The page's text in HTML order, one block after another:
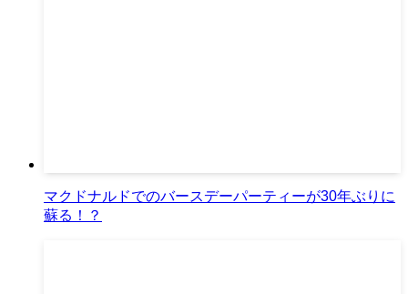
マクドナルドでのバースデーパーティーが30年ぶりに
蘇る！？